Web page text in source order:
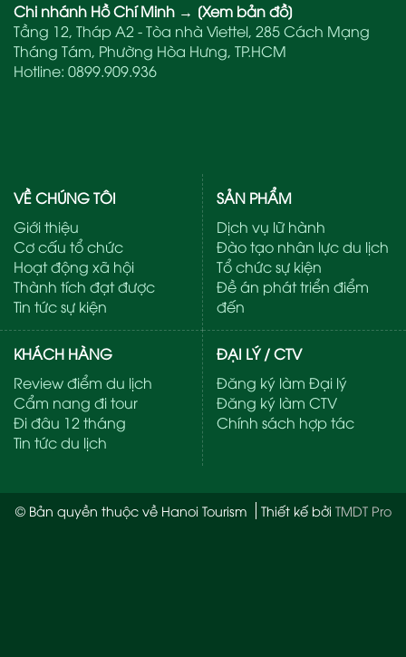
Chi nhánh Hồ Chí Minh → [Xem bản đồ]
Tầng 12, Tháp A2 - Tòa nhà Viettel, 285 Cách Mạng
Tháng Tám, Phường Hòa Hưng, TP.HCM
Hotline: 0899.909.936
VỀ CHÚNG TÔI
Giới thiệu
Cơ cấu tổ chức
Hoạt động xã hội
Thành tích đạt được
Tin tức sự kiện
SẢN PHẨM
Dịch vụ lữ hành
Đào tạo nhân lực du lịch
Tổ chức sự kiện
Đề án phát triển điểm
đến
KHÁCH HÀNG
Review điểm du lịch
Cẩm nang đi tour
Đi đâu 12 tháng
Tin tức du lịch
ĐẠI LÝ / CTV
Đăng ký làm Đại lý
Đăng ký làm CTV
Chính sách hợp tác
© Bản quyền thuộc về Hanoi Tourism Thiết kế bởi TMDT Pro